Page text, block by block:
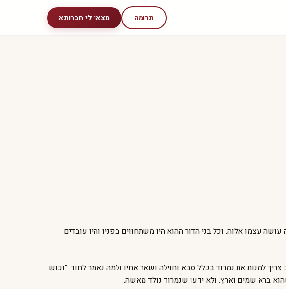
תרומה מצאו לי חברותא
עצמו אלוה. וכל בני הדור ההוא היו משתחווים בפניו והיו עובדים
למנות את נמרוד בכלל סבא וחוילה ושאר אחיו ולמה נאמר לחוד: "וכוש
ברא שמים וארץ. ולא ידעו שנמרוד נולד מאשה.